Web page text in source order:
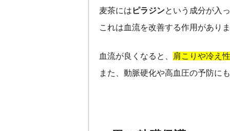
麦茶には ピラジンという成分が入っ
これは血流を改善する作用がありま
血流が良くなると、 肩こりや冷え
また、動脈硬化や高血圧の予防にも